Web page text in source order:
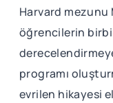
Harvard
öğrencilerin
programı
evrilen hikayesi